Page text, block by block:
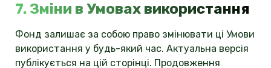
7. Зміни в Умовах використання
Фонд залишає за собою право змінювати ці Умови
використання у будь-який час. Актуальна версія
публікується на цій сторінці. Продовження